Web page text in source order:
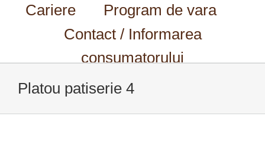
Cariere
Program de vara
Contact / Informarea
consumatorului
Platou patiserie 4